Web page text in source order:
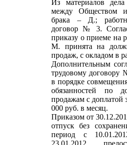
Из материалов дела
между Обществом
брака – Д.;
договор № 3.
приказу о приеме на
М. принята на
продаж, с окладом в
Дополнительным
трудовому договору
в порядке
обязанностей по
продажам с доплатой
000 руб. в месяц.
Приказом от
отпуск без
период с
23.01.2012